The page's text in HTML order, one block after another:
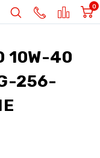
0
10W-40
256-